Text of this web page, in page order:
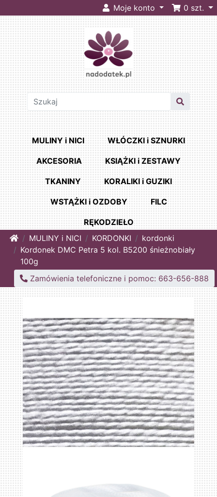
Moje konto 0 szt.
MULINY i NICI WŁÓCZKI i SZNURKI
AKCESORIA KSIĄŻKI i ZESTAWY
TKANINY KORALIKI i GUZIKI
WSTĄŻKI i OZDOBY FILC
RĘKODZIEŁO
HomeMULINY i NICI KORDONKI
kordonki
Kordonek DMC Petra 5 kol. B5200 śnieżnobiały
100g
Zamówienia telefoniczne i pomoc: 663-656-888